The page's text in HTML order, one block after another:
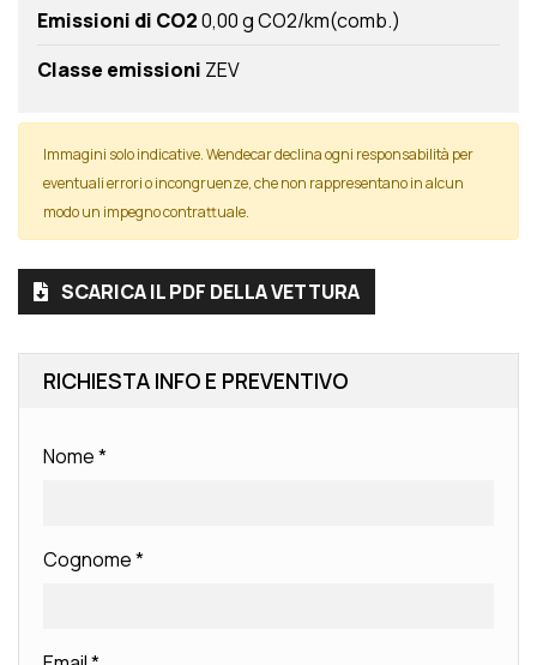
Emissioni di CO20,00 g CO2/km(comb.)
Classe emissioni ZEV
Immagini solo indicative. Wendecar declina ogni responsabilità per
eventuali errori o incongruenze, che non rappresentano in alcun
modo un impegno contrattuale.
SCARICA IL PDF DELLA VETTURA
RICHIESTA INFO E PREVENTIVO
Nome*
Cognome*